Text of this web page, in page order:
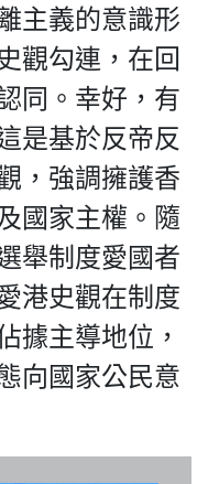
主義的意識形
觀勾連，在回
同。幸好，有
是基於反帝反
，強調擁護香
國家主權。隨
舉制度愛國者
港史觀在制度
據主導地位，
向國家公民意